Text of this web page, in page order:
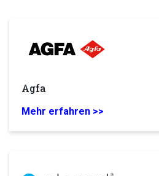
Agfa
Mehr erfahren >>